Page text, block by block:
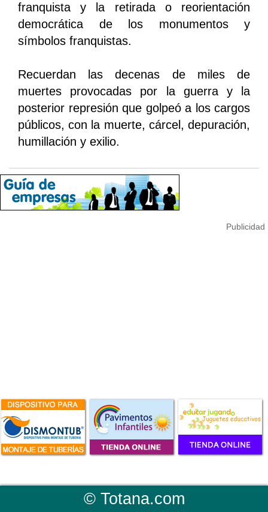
franquista y la retirada o reorientación
democrática de los monumentos y
símbolos franquistas.
Recuerdan las decenas de miles de
muertes provocadas por la guerra y la
posterior represión que golpeó a los cargos
públicos, con la muerte, cárcel, depuración,
humillación y exilio.
©Totana.com